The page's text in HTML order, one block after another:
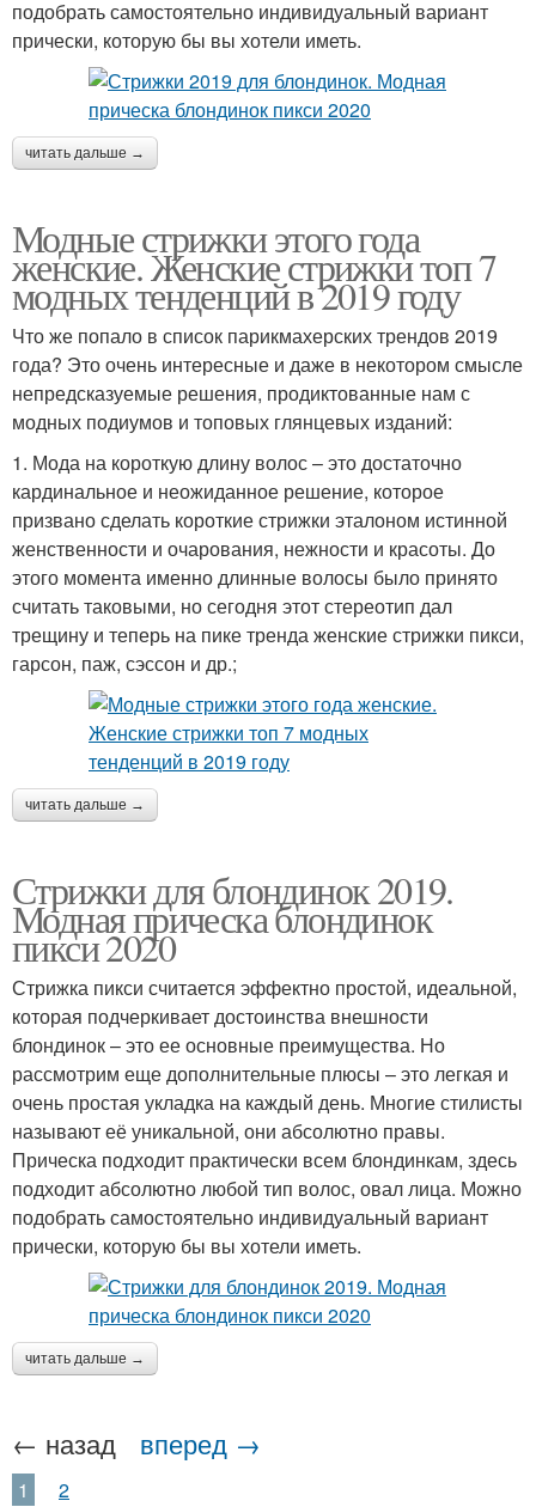
подобрать самостоятельно индивидуальный вариант
прически, которую бы вы хотели иметь.
читать дальше →
Модные стрижки этого года
женские. Женские стрижки топ 7
модных тенденций в 2019 году
Что же попало в список парикмахерских трендов 2019
года? Это очень интересные и даже в некотором смысле
непредсказуемые решения, продиктованные нам с
модных подиумов и топовых глянцевых изданий:
1. Мода на короткую длину волос – это достаточно
кардинальное и неожиданное решение, которое
призвано сделать короткие стрижки эталоном истинной
женственности и очарования, нежности и красоты. До
этого момента именно длинные волосы было принято
считать таковыми, но сегодня этот стереотип дал
трещину и теперь на пике тренда женские стрижки пикси,
гарсон, паж, сэссон и др.;
читать дальше →
Стрижки для блондинок 2019.
Модная прическа блондинок
пикси 2020
Стрижка пикси считается эффектно простой, идеальной,
которая подчеркивает достоинства внешности
блондинок – это ее основные преимущества. Но
рассмотрим еще дополнительные плюсы – это легкая и
очень простая укладка на каждый день. Многие стилисты
называют её уникальной, они абсолютно правы.
Прическа подходит практически всем блондинкам, здесь
подходит абсолютно любой тип волос, овал лица. Можно
подобрать самостоятельно индивидуальный вариант
прически, которую бы вы хотели иметь.
читать дальше →
← назад вперед →
1 2